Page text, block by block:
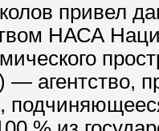
привел
НАСА
— агентство,